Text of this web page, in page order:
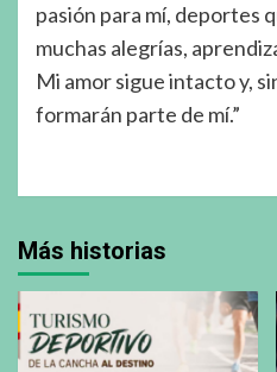
pasión para mí, deportes
muchas alegrías,
Mi amor sigue intacto y,
formarán parte de mí.”
Más historias